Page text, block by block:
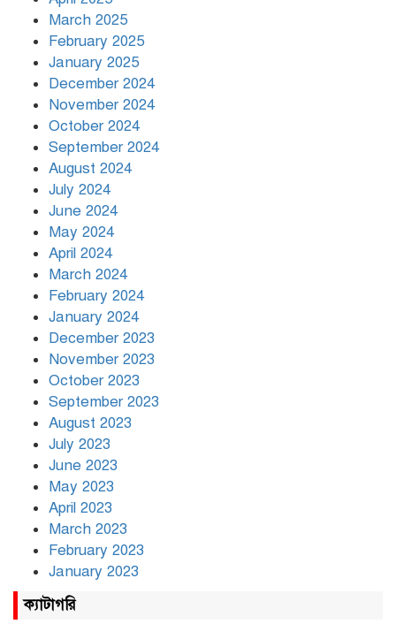
March 2025
February 2025
January 2025
December 2024
November 2024
October 2024
September 2024
August 2024
July 2024
June 2024
May 2024
April 2024
March 2024
February 2024
January 2024
December 2023
November 2023
October 2023
September 2023
August 2023
July 2023
June 2023
May 2023
April 2023
March 2023
February 2023
January 2023
ক্যাটাগরি